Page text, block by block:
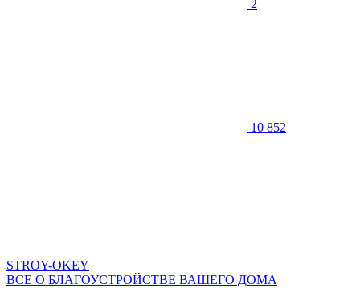
2
10 852
STROY-OKEY
ВСЕ О БЛАГОУСТРОЙСТВЕ ВАШЕГО ДОМА